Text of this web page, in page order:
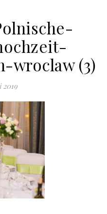
wroclaw (3)
2019